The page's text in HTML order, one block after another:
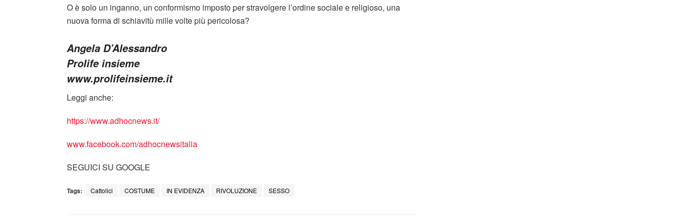
O è solo un inganno, un conformismo imposto per stravolgere l’ordine sociale e religioso, una
nuova forma di schiavitù mille volte più pericolosa?
Angela D’Alessandro
Prolife insieme
www.prolifeinsieme.it
Leggi anche:
https://www.adhocnews.it/
www.facebook.com/adhocnewsitalia
SEGUICI SU GOOGLE
Tags: Cattolici COSTUME IN EVIDENZA RIVOLUZIONE SESSO